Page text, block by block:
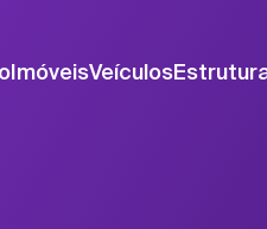
ImóveisVeículos